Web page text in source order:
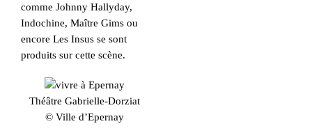
comme Johnny Hallyday,
Indochine, Maître Gims ou
encore Les Insus se sont
produits sur cette scène.
Théâtre Gabrielle-Dorziat
© Ville d’Epernay